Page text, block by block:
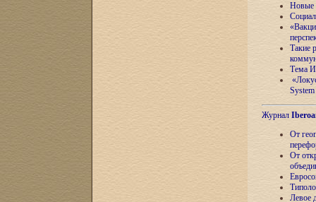
Новые
Такие
Тема
Журнал
От
От
Левое